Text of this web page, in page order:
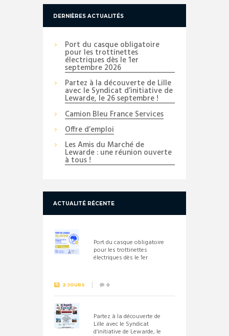
DERNIÈRES ACTUALITÉS
Port du casque obligatoire
pour les trottinettes
électriques dès le 1er
septembre 2026
Partez à la découverte de Lille
avec le Syndicat d’initiative de
Lewarde, le 26 septembre !
Camion Bleu France Services
Offre d’emploi
Les Amis du Marché de
Lewarde : une réunion ouverte
à tous !
ACTUALITÉ RÉCENTE
Port du casque obligatoire
pour les trottinettes
électriques dès le 1er
2 JOURS 0
Partez à la découverte de
Lille avec le Syndicat
d’initiative de Lewarde, le